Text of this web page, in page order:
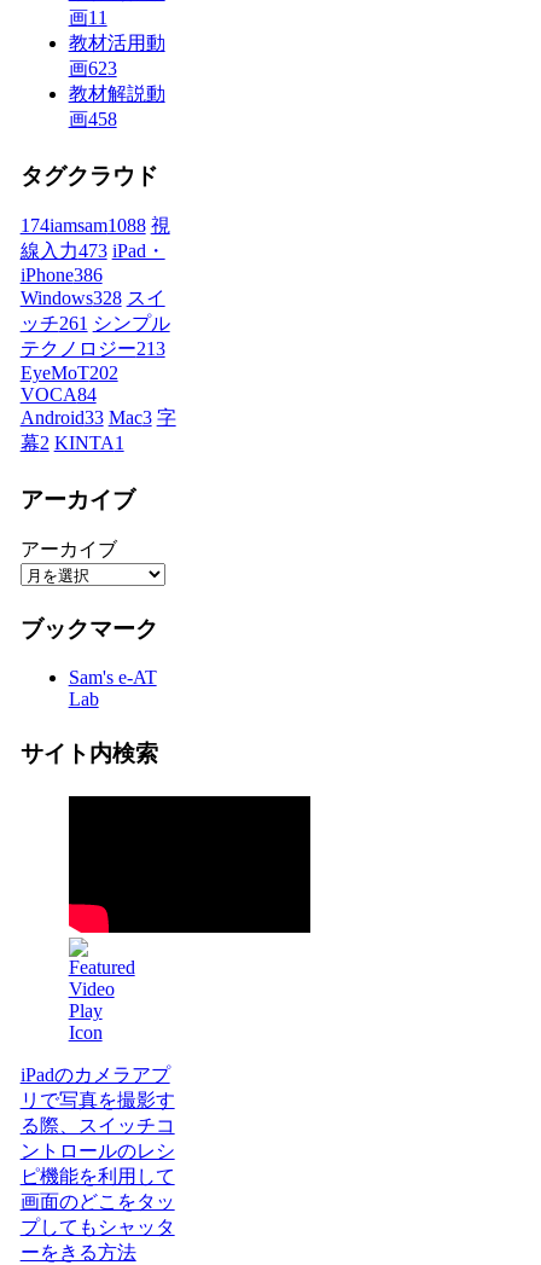
画11
教材活用動
画623
教材解説動
画458
タグクラウド
174iamsam1088 視
線入力473 iPad・
iPhone386
Windows328 スイ
ッチ261 シンプル
テクノロジー213
EyeMoT202
VOCA84
Android33 Mac3 字
幕2 KINTA1
アーカイブ
アーカイブ
ブックマーク
Sam's e-AT
Lab
サイト内検索
iPadのカメラアプ
リで写真を撮影す
る際、スイッチコ
ントロールのレシ
ピ機能を利用して
画面のどこをタッ
プしてもシャッタ
ーをきる方法